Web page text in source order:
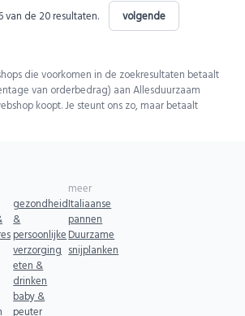
van de 20 resultaten. volgende
die voorkomen in de zoekresultaten betaalt
van orderbedrag) aan Allesduurzaam
koopt. Je steunt ons zo, maar betaalt
gezondheid
&
persoonlijke
verzorging
eten &
drinken
baby &
peuter
meer
Italiaanse
pannen
Duurzame
snijplanken